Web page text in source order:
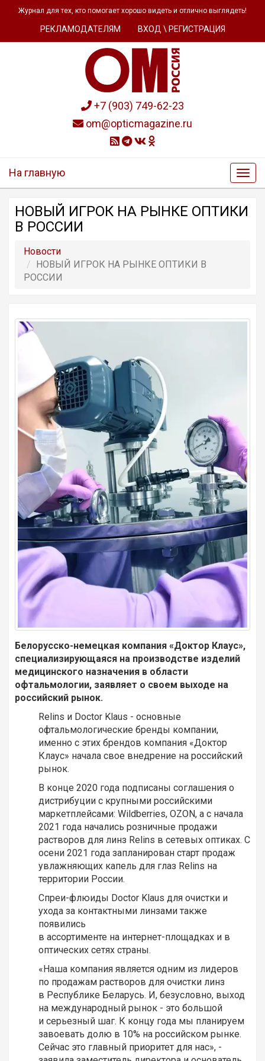
Журнал для тех, кто помогает хорошо видеть и отлично выглядеть!
РЕКЛАМОДАТЕЛЯМ ВХОД \ РЕГИСТРАЦИЯ
+7 (903) 749-62-23
om@opticmagazine.ru
На главную
НОВЫЙ ИГРОК НА РЫНКЕ ОПТИКИ
В РОССИИ
Новости
НОВЫЙ ИГРОК НА РЫНКЕ ОПТИКИ В
РОССИИ
Белорусско-немецкая компания «Доктор Клаус»,
специализирующаяся на производстве изделий
медицинского назначения в области
офтальмологии, заявляет о своем выходе на
российский рынок.
Relins и Doctor Klaus - основные
офтальмологические бренды компании,
именно с этих брендов компания «Доктор
Клаус» начала свое внедрение на российский
рынок.
В конце 2020 года подписаны соглашения о
дистрибуции с крупными российскими
маркетплейсами: Wildberries, OZON, а с начала
2021 года начались розничные продажи
растворов для линз Relins в сетевых оптиках. С
осени 2021 года запланирован старт продаж
увлажняющих капель для глаз Relins на
территории России.
Спреи-флюиды Doctor Klaus для очистки и
ухода за контактными линзами также
появились
в ассортименте на интернет-площадках и в
оптических сетях страны.
«Наша компания является одним из лидеров
по продажам растворов для очистки линз
в Республике Беларусь. И, безусловно, выход
на международный рынок - это большой
и серьезный шаг. К концу года мы планируем
завоевать долю в 10% на российском рынке.
Сейчас это главный приоритет для нас», -